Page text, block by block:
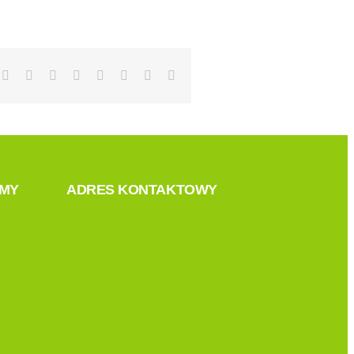
Facebook Reddit LinkedIn
TumblrPinterest
ADRES KONTAKTOWY